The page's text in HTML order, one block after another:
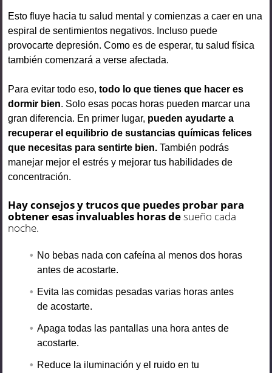
Esto fluye hacia tu salud mental y comienzas a caer en una
espiral de sentimientos negativos. Incluso puede
provocarte depresión. Como es de esperar, tu salud física
también comenzará a verse afectada.
Para evitar todo eso,todo lo que tienes que hacer es
dormir bien. Solo esas pocas horas pueden marcar una
gran diferencia. En primer lugar, pueden ayudarte a
recuperar el equilibrio de sustancias químicas felices
que necesitas para sentirte bien.También podrás
manejar mejor el estrés y mejorar tus habilidades de
concentración.
Hay consejos y trucos que puedes probar para
obtener esas invaluables horas desueño cada
noche.
No bebas nada con cafeína al menos dos horas
antes de acostarte.
Evita las comidas pesadas varias horas antes
de acostarte.
Apaga todas las pantallas una hora antes de
acostarte.
Reduce la iluminación y el ruido en tu